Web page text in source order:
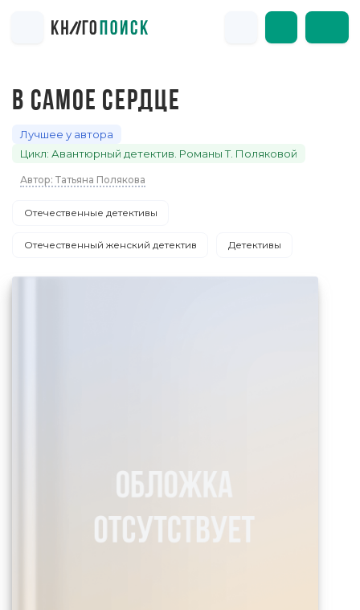
В САМОЕ СЕРДЦЕ
Лучшее у автора
Цикл: Авантюрный детектив. Романы Т. Поляковой
Автор: Татьяна Полякова
Отечественные детективы
Отечественный женский детектив Детективы